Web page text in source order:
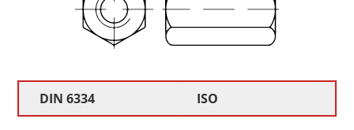
DIN 6334 ISO